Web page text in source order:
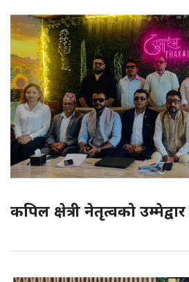
कपिल क्षेत्री नेतृत्वको